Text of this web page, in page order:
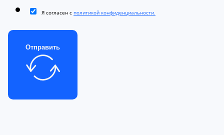
Я согласен с политикой конфиденциальности.
Отправить